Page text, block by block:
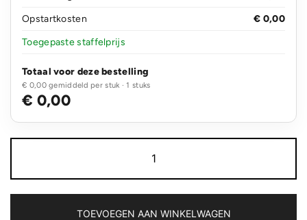
Opstartkosten
€ 0,00
Toegepaste staffelprijs
Totaal voor deze bestelling
€ 0,00 gemiddeld per stuk · 1 stuks
€ 0,00
waterpas
TOEVOEGEN AAN WINKELWAGEN